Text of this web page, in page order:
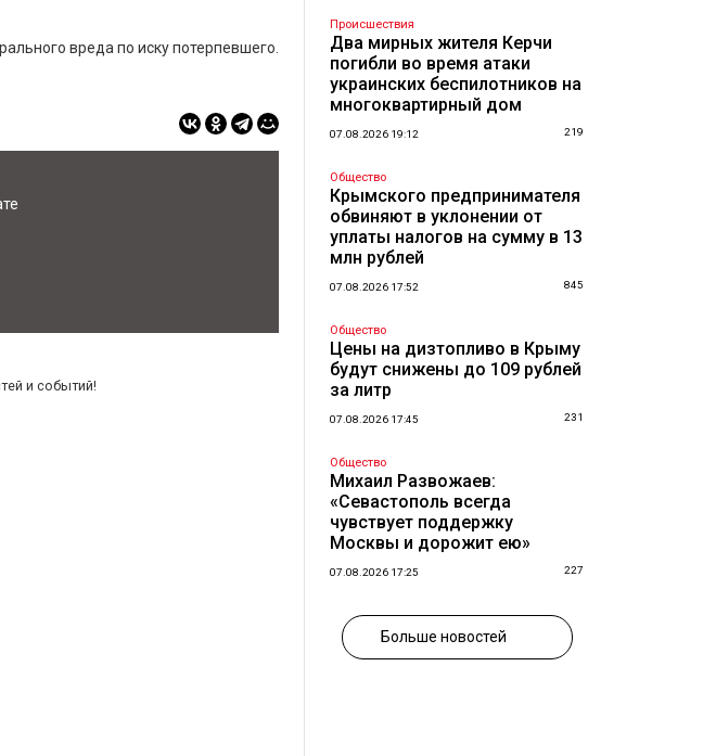
вреда по иску потерпевшего.
и событий!
Происшествия
Два мирных жителя Керчи
погибли во время атаки
украинских беспилотников на
многоквартирный дом
07.08.2026 19:12 219
Общество
Крымского предпринимателя
обвиняют в уклонении от
уплаты налогов на сумму в 13
млн рублей
07.08.2026 17:52 845
Общество
Цены на дизтопливо в Крыму
будут снижены до 109 рублей
за литр
07.08.2026 17:45 231
Общество
Михаил Развожаев:
«Севастополь всегда
чувствует поддержку
Москвы и дорожит ею»
07.08.2026 17:25 227
Больше новостей